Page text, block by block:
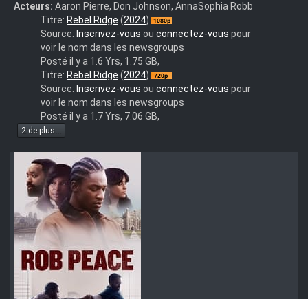
Acteurs: Aaron Pierre, Don Johnson, AnnaSophia Robb
Rebel.Ridge.2024.1080p.WEBRip.DDP.Atmos.5.1.10bit.H.265-
Titre: Rebel Ridge (2024)
Source: Inscrivez-vous ou connectez-vous pour
voir le nom dans les newsgroups
Posté il y a 1.6 Yrs, 1.75 GB,
Rebel
Ridge
WEBRip
Atmos
x264-
playHD
Titre: Rebel Ridge (2024)
Source: Inscrivez-vous ou connectez-vous pour
voir le nom dans les newsgroups
Posté il y a 1.7 Yrs, 7.06 GB,
2 de plus...